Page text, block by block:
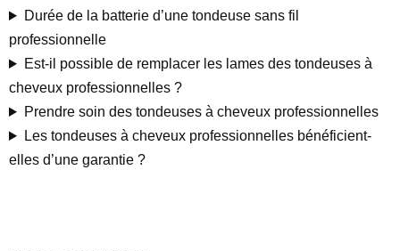
Durée de la batterie d’une tondeuse sans fil
professionnelle
Est-il possible de remplacer les lames des tondeuses à
cheveux professionnelles ?
Prendre soin des tondeuses à cheveux professionnelles
Les tondeuses à cheveux professionnelles bénéficient-
elles d’une garantie ?